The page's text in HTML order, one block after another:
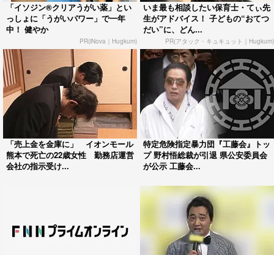
「イソジン®クリアうがい薬」とい
っしょに「うがいパワー」で一年
中！ 健やか
PR(iNova｜Hugkum)
いま最も相談したい保育士・てぃ先
生がアドバイス！ 子どもの“おてつ
だい”に、どん...
PR(アタック・キュキュット｜Hugkum)
「売上金を金庫に」 イオンモール
熊本で死亡の22歳女性 勤務店運営
会社の指示受け...
特定危険指定暴力団『工藤会』トッ
プ 野村悟総裁が引退 県公安委員会
が公示 工藤会...